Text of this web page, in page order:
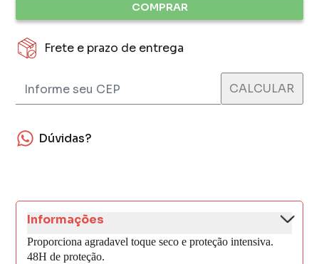
COMPRAR
Frete e prazo de entrega
Dúvidas?
Informações
Proporciona agradavel toque seco e proteção intensiva.
48H de proteção.